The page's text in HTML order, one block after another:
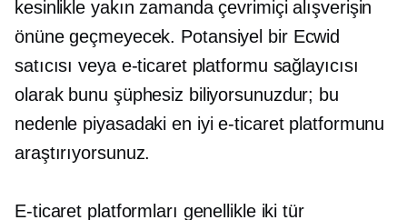
kesinlikle yakın zamanda çevrimiçi alışverişin
önüne geçmeyecek. Potansiyel bir Ecwid
satıcısı veya e-ticaret platformu sağlayıcısı
olarak bunu şüphesiz biliyorsunuzdur; bu
nedenle piyasadaki en iyi e-ticaret platformunu
araştırıyorsunuz.
E-ticaret platformları genellikle iki tür